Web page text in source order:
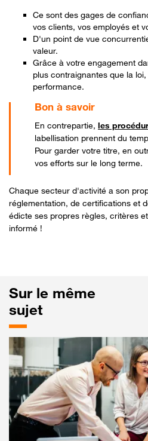
Ce sont des gages de
vos clients, vos employés et
D'un point de vue
valeur.
Grâce à votre engagement
plus contraignantes que la
performance.
En contrepartie,les
labellisation prennent du
Pour garder votre titre, en
vos efforts sur le long terme.
Chaque secteur d'activité a son
réglementation, de certifications et
édicte ses propres règles, critères
informé !
Sur le même
sujet